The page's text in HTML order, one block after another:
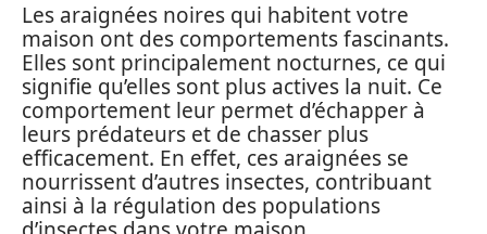
Les araignées noires qui habitent votre
maison ont des comportements fascinants.
Elles sont principalement nocturnes, ce qui
signifie qu’elles sont plus actives la nuit. Ce
comportement leur permet d’échapper à
leurs prédateurs et de chasser plus
efficacement. En effet, ces araignées se
nourrissent d’autres insectes, contribuant
ainsi à la régulation des populations